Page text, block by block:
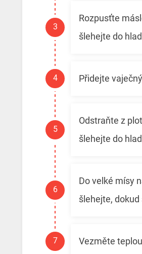
Rozpusťte
šlehejte do
Přidejte
Odstraňte z
šlehejte do
Do velké mísy
šlehejte,
Vezměte